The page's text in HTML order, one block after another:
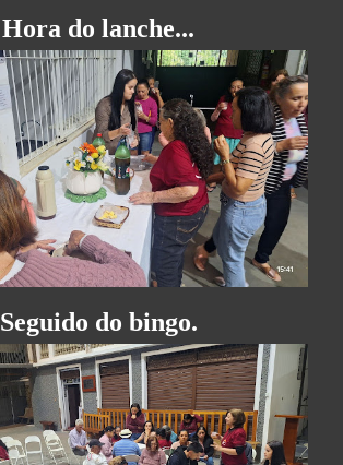
Hora do lanche...
Seguido do bingo.